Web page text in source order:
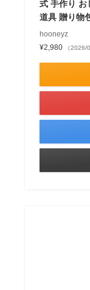
式 手作り お
道具 贈り物
hooneyz
¥2,980
（2026/